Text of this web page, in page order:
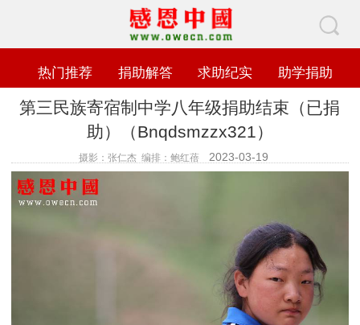
热门推荐 捐助解答 求助纪实 助学捐助
第三民族寄宿制中学八年级捐助结束（已捐
助）（Bnqdsmzzx321）
摄影：张仁杰 编排：鲍红蓓 2023-03-19
查看数